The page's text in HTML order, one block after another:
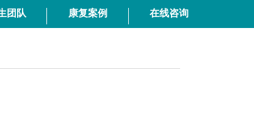
团队 康复案例 在线咨询